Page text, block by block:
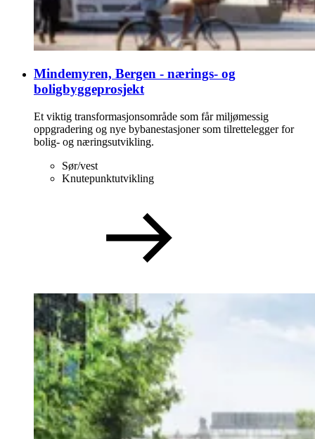
Mindemyren, Bergen - nærings- og
boligbyggeprosjekt
Et viktig transformasjonsområde som får miljømessig
oppgradering og nye bybanestasjoner som tilrettelegger for
bolig- og næringsutvikling.
Sør/vest
Knutepunktutvikling